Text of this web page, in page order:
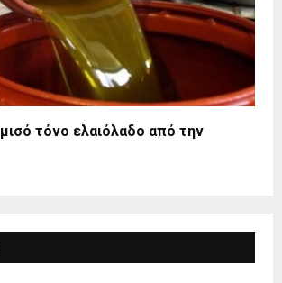
τόνο ελαιόλαδο από την